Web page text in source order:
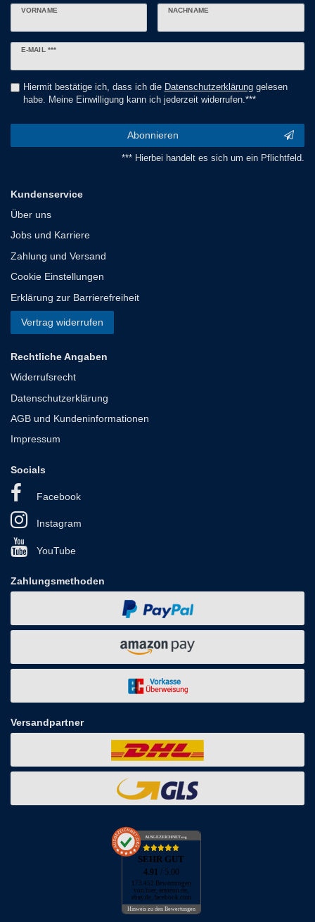
VORNAME NACHNAME
E-MAIL ***
Newsletter
Hiermit bestätige ich, dass ich die Daten­schutz­erklärunggelesen
habe. Meine Einwilligung kann ich jederzeit widerrufen.***
Abonnieren
*** Hierbei handelt es sich um ein Pflichtfeld.
Kundenservice
Über uns
Jobs und Karriere
Zahlung und Versand
Cookie Einstellungen
Erklärung zur Barrierefreiheit
Vertrag widerrufen
Rechtliche Angaben
Widerrufsrecht
Datenschutzerklärung
AGB und Kundeninformationen
Impressum
Socials
Facebook
Instagram
YouTube
Zahlungsmethoden
Versandpartner
AUSGEZEICHNET.org
SEHR GUT
4.91 / 5.00
173.452 Bewertungen
von hier, amazon.de,
ebay.de, facebook.com
Hinweis zu den Bewertungen